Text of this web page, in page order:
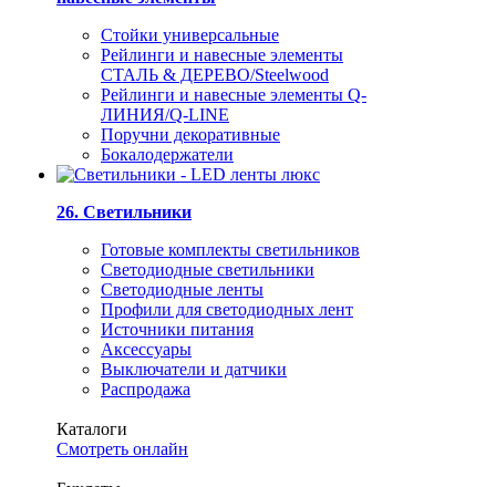
Стойки универсальные
Рейлинги и навесные элементы
СТАЛЬ & ДЕРЕВО/Steelwood
Рейлинги и навесные элементы Q-
ЛИНИЯ/Q-LINE
Поручни декоративные
Бокалодержатели
26. Светильники
Готовые комплекты светильников
Светодиодные светильники
Светодиодные ленты
Профили для светодиодных лент
Источники питания
Аксессуары
Выключатели и датчики
Распродажа
Каталоги
Смотреть онлайн